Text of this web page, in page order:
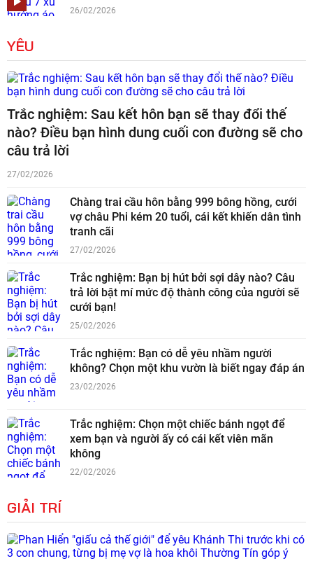
26/02/2026
YÊU
Trắc nghiệm: Sau kết hôn bạn sẽ thay đổi thế
nào? Điều bạn hình dung cuối con đường sẽ cho
câu trả lời
27/02/2026
Chàng trai cầu hôn bằng 999 bông hồng, cưới
vợ châu Phi kém 20 tuổi, cái kết khiến dân tình
tranh cãi
27/02/2026
Trắc nghiệm: Bạn bị hút bởi sợi dây nào? Câu
trả lời bật mí mức độ thành công của người sẽ
cưới bạn!
25/02/2026
Trắc nghiệm: Bạn có dễ yêu nhầm người
không? Chọn một khu vườn là biết ngay đáp án
23/02/2026
Trắc nghiệm: Chọn một chiếc bánh ngọt để
xem bạn và người ấy có cái kết viên mãn
không
22/02/2026
GIẢI TRÍ